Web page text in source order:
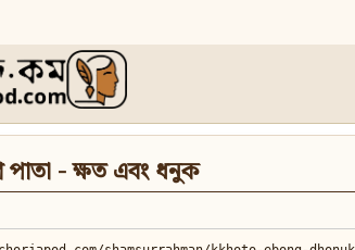
- ক্ষত এবং ধনুক